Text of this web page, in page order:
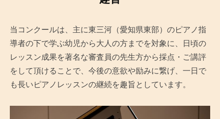
年
10
月
19
by
当コンクールは、主に東三河（愛知県東部）のピアノ指
導者の下で学ぶ幼児から大人の方までを対象に、日頃の
レッスン成果を著名な審査員の先生方から採点・ご講評
をして頂けることで、今後の意欲や励みに繋げ、一日で
も長いピアノレッスンの継続を趣旨としています。